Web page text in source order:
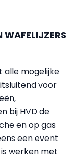
WAFELIJZERS
alle mogelijke
voor
bij HVD de
en op gas
een event
werken met